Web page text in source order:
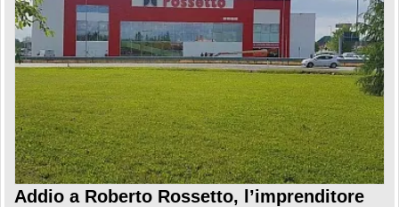
Addio a Roberto Rossetto, l’imprenditore